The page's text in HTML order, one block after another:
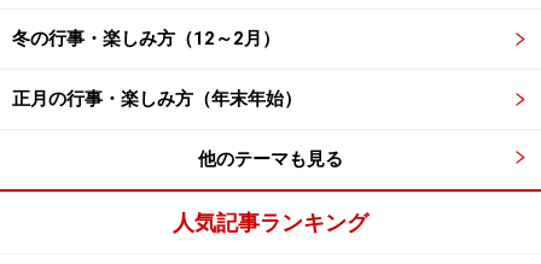
しめ縄・しめ飾りのいろいろな種類と飾り
方・飾る場所・向き
しめ縄・しめ飾りは、用途や地域によってじつに様々な
種類があり、大変奥深いものです。かつては、正月行事
を取り仕切る家長がしめ縄を張っていましたが、時を経
てだんだん簡略化されていき、玄関先、神棚などにしめ
飾りを施すようになりました。
冬の行事・楽しみ方（12～2月）
正月の行事・楽しみ方（年末年始）
他のテーマも見る
人気記事ランキング